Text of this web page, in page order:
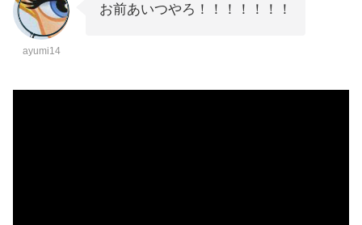
ayumi14
お前あいつやろ！！！！！！！